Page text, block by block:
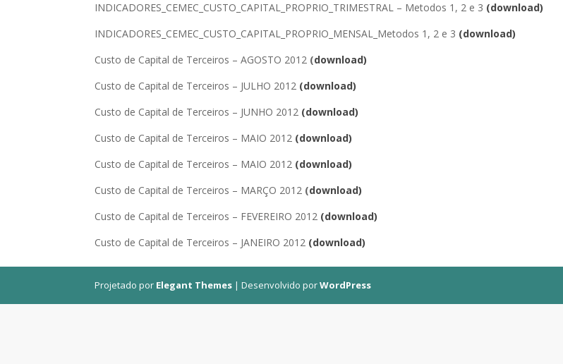
INDICADORES_CEMEC_CUSTO_CAPITAL_PROPRIO_TRIMESTRAL – Metodos 1, 2 e 3 (download)
INDICADORES_CEMEC_CUSTO_CAPITAL_PROPRIO_MENSAL_Metodos 1, 2 e 3 (download)
Custo de Capital de Terceiros – AGOSTO 2012 (download)
Custo de Capital de Terceiros – JULHO 2012 (download)
Custo de Capital de Terceiros – JUNHO 2012 (download)
Custo de Capital de Terceiros – MAIO 2012 (download)
Custo de Capital de Terceiros – MAIO 2012 (download)
Custo de Capital de Terceiros – MARÇO 2012 (download)
Custo de Capital de Terceiros – FEVEREIRO 2012 (download)
Custo de Capital de Terceiros – JANEIRO 2012 (download)
Projetado por Elegant Themes | Desenvolvido porWordPress